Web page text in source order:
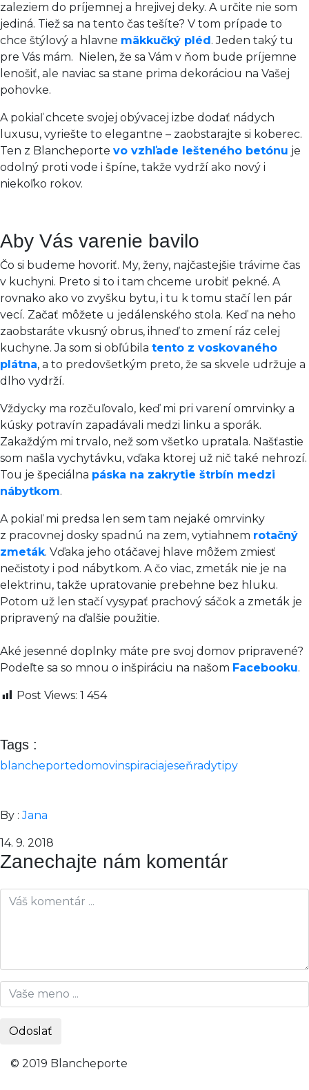
zaleziem do príjemnej a hrejivej deky. A určite nie som
jediná. Tiež sa na tento čas tešíte? V tom prípade to
chce štýlový a hlavne mäkkučký pléd . Jeden taký tu
pre Vás mám. Nielen, že sa Vám v ňom bude príjemne
lenošiť, ale naviac sa stane prima dekoráciou na Vašej
pohovke.
A pokiaľ chcete svojej obývacej izbe dodať nádych
luxusu, vyriešte to elegantne – zaobstarajte si koberec.
Ten z Blancheporte vo vzhľade lešteného betónu je
odolný proti vode i špíne, takže vydrží ako nový i
niekoľko rokov.
Aby Vás varenie bavilo
Čo si budeme hovoriť. My, ženy, najčastejšie trávime čas
v kuchyni. Preto si to i tam chceme urobiť pekné. A
rovnako ako vo zvyšku bytu, i tu k tomu stačí len pár
vecí. Začať môžete u jedálenského stola. Keď na neho
zaobstaráte vkusný obrus, ihneď to zmení ráz celej
kuchyne. Ja som si obľúbila tento z voskovaného
plátna, a to predovšetkým preto, že sa skvele udržuje a
dlho vydrží.
Vždycky ma rozčuľovalo, keď mi pri varení omrvinky a
kúsky potravín zapadávali medzi linku a sporák.
Zakaždým mi trvalo, než som všetko upratala. Našťastie
som našla vychytávku, vďaka ktorej už nič také nehrozí.
Tou je špeciálna páska na zakrytie štrbín medzi
nábytkom.
A pokiaľ mi predsa len sem tam nejaké omrvinky
z pracovnej dosky spadnú na zem, vytiahnem rotačný
zmeták. Vďaka jeho otáčavej hlave môžem zmiesť
nečistoty i pod nábytkom. A čo viac, zmeták nie je na
elektrinu, takže upratovanie prebehne bez hluku.
Potom už len stačí vysypať prachový sáčok a zmeták je
pripravený na ďalšie použitie.
Aké jesenné doplnky máte pre svoj domov pripravené?
Podeľte sa so mnou o inšpiráciu na našom Facebooku.
Post Views: 1 454
Tags :
blancheportedomovinspiraciajeseňradytipy
By :Jana
14. 9. 2018
Zanechajte nám komentár
© 2019 Blancheporte